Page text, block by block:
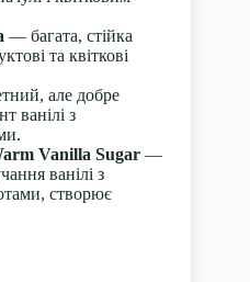
— багата, стійка
та квіткові
але добре
ванілі з
Vanilla Sugar —
ванілі з
створює